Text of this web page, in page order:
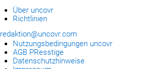
Über uncovr
Richtlinien
redaktion@uncovr.com
Nutzungsbedingungen uncovr
AGB PResstige
Datenschutzhinweise